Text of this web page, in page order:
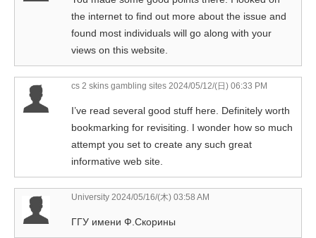
the internet to find out more about the issue and
found most individuals will go along with your
views on this website.
cs 2 skins gambling sites 2024/05/12/(日) 06:33 PM
I’ve read several good stuff here. Definitely worth
bookmarking for revisiting. I wonder how so much
attempt you set to create any such great
informative web site.
University 2024/05/16/(木) 03:58 AM
ГГУ имени Ф.Скорины